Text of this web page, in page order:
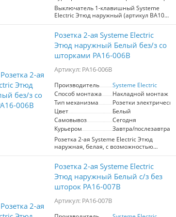
помощником в управлении
освещением. Изготовлен в России,
делает его отличным выбором для
дома и офиса.
Выключатель 1-клавишный Systeme
Electric Этюд наружный (артикул BA10-
005B) — это надежное и
дома или офиса. Изготовленный в
России, он предназначен для работы в
сетях до 250В и может выдерживать ток
до 10А, что делает его универсальным
выбором для большинства
электрических установок. Элегантный
вписаться в любой интерьер.
Инновационная подсветка
обеспечивает удобство использования
даже в темноте, позволяя легко
находить выключатель. Подходит для
различных типов ламп, включая
люминесцентные. Выбирайте качество
и надежность с выключателем Systeme
Electric Этюд!
Розетка 2-ая Systeme Electric
Этюд наружный Белый без/з со
шторками PA16-006B
Артикул: PA16-006B
Производитель
Systeme Electric
Способ монтажа
Накладной монтаж
Тип механизма
Розетки электрические
Цвет
Белый
Самовывоз
Сегодня
Курьером
Завтра/послезавтра
Розетка 2-ая Systeme Electric Этюд
наружная, белая, с возможностью
установки шторок. Предназначена для
в помещениях и на улице.
Обеспечивает надежную защиту от
случайного контакта. Идеальна для
использования в жилых и
коммерческих зонах. Высокое качество
материалов гарантирует
Розетка 2-ая Systeme Electric
Этюд наружный Белый с/з без
шторок PA16-007B
Артикул: PA16-007B